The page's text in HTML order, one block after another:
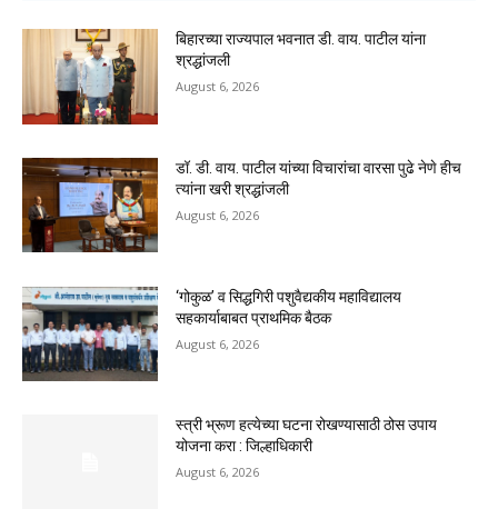
बिहारच्या राज्यपाल भवनात डी. वाय. पाटील यांना
श्रद्धांजली
August 6, 2026
डॉ. डी. वाय. पाटील यांच्या विचारांचा वारसा पुढे नेणे हीच
त्यांना खरी श्रद्धांजली
August 6, 2026
‘गोकुळ’ व सिद्धगिरी पशुवैद्यकीय महाविद्यालय
सहकार्याबाबत प्राथमिक बैठक
August 6, 2026
स्त्री भ्रूण हत्येच्या घटना रोखण्यासाठी ठोस उपाय
योजना करा : जिल्हाधिकारी
August 6, 2026